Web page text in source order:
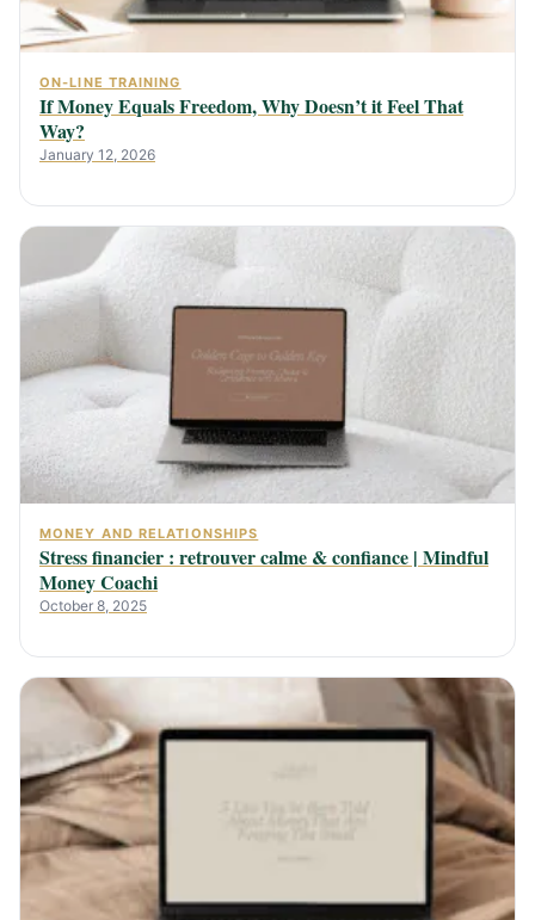
ON-LINE TRAINING
If Money Equals Freedom, Why Doesn’t it Feel That
Way?
January 12, 2026
MONEY AND RELATIONSHIPS
Stress financier : retrouver calme & confiance | Mindful
Money Coachi
October 8, 2025